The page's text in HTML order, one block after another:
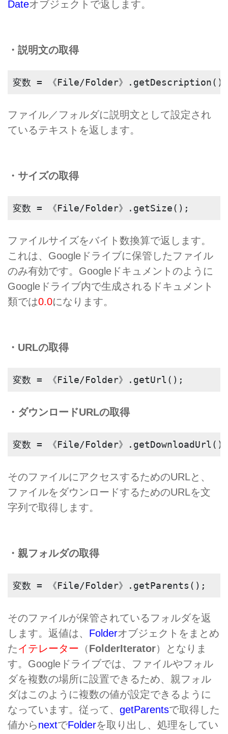
Dateオブジェクトで返します。
・説明文の取得
変数 = 《File/Folder》.getDescription();
ファイル／フォルダに説明文として設定され
ているテキストを返します。
・サイズの取得
変数 = 《File/Folder》.getSize();
ファイルサイズをバイト数換算で返します。
これは、Googleドライブに保管したファイル
のみ有効です。Googleドキュメントのように
Googleドライブ内で生成されるドキュメント
類では0.0になります。
・URLの取得
変数 = 《File/Folder》.getUrl();
・ダウンロードURLの取得
変数 = 《File/Folder》.getDownloadUrl();
そのファイルにアクセスするためのURLと、
ファイルをダウンロードするためのURLを文
字列で取得します。
・親フォルダの取得
変数 = 《File/Folder》.getParents();
そのファイルが保管されているフォルダを返
します。返値は、 Folderオブジェクトをまとめ
たイテレーター （FolderIterator）となりま
す。Googleドライブでは、ファイルやフォル
ダを複数の場所に設置できるため、親フォル
ダはこのように複数の値が設定できるように
なっています。従って、 getParentsで取得した
値からnextでFolderを取り出し、処理をしてい